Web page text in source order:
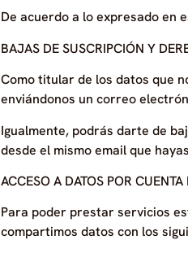
De acuerdo a lo expresado en
BAJAS DE SUSCRIPCIÓN Y
Como titular de los datos que
enviándonos un correo
Igualmente, podrás darte de
desde el mismo email que
ACCESO A DATOS POR CUENTA
Para poder prestar servicios
compartimos datos con los